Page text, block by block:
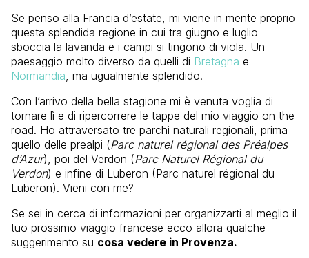
Se penso alla Francia d’estate, mi viene in mente proprio
questa splendida regione in cui tra giugno e luglio
sboccia la lavanda e i campi si tingono di viola. Un
paesaggio molto diverso da quelli di Bretagna e
Normandia , ma ugualmente splendido.
Con l’arrivo della bella stagione mi è venuta voglia di
tornare lì e di ripercorrere le tappe del mio viaggio on the
road. Ho attraversato tre parchi naturali regionali, prima
quello delle prealpi (Parc naturel régional des Préalpes
d’Azur), poi del Verdon (Parc Naturel Régional du
Verdon) e infine di Luberon (Parc naturel régional du
Luberon). Vieni con me?
Se sei in cerca di informazioni per organizzarti al meglio il
tuo prossimo viaggio francese ecco allora qualche
suggerimento su cosa vedere in Provenza.